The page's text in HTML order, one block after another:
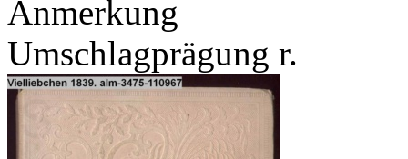
Anmerkung
Umschlagprägung r.